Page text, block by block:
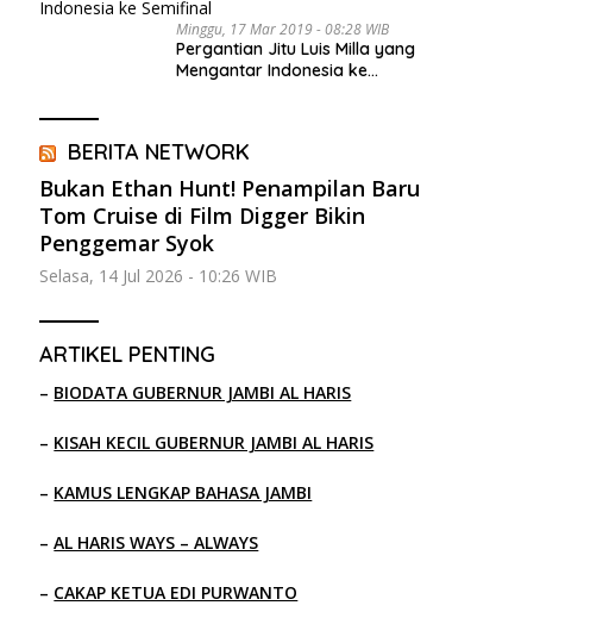
Minggu, 17 Mar 2019 - 08:28 WIB
Pergantian Jitu Luis Milla yang
Mengantar Indonesia ke
BERITA NETWORK
Bukan Ethan Hunt! Penampilan Baru
Tom Cruise di Film Digger Bikin
Penggemar Syok
Selasa, 14 Jul 2026 - 10:26 WIB
ARTIKEL PENTING
– BIODATA GUBERNUR JAMBI AL HARIS
– KISAH KECIL GUBERNUR JAMBI AL HARIS
– KAMUS LENGKAP BAHASA JAMBI
–AL HARIS WAYS – ALWAYS
– CAKAP KETUA EDI PURWANTO